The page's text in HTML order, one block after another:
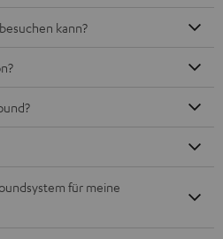
kann?
für meine